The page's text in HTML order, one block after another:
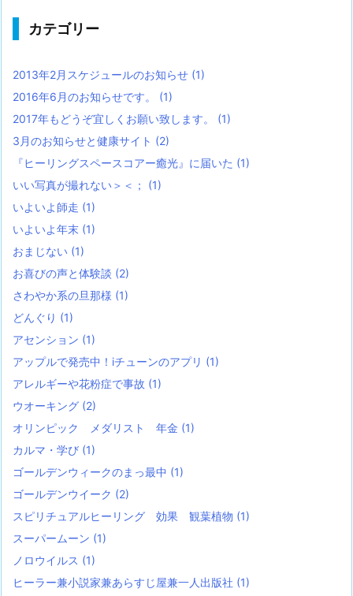
カテゴリー
2013年2月スケジュールのお知らせ (1)
2016年6月のお知らせです。 (1)
2017年もどうぞ宜しくお願い致します。 (1)
3月のお知らせと健康サイト (2)
『ヒーリングスペースコアー癒光』に届いた (1)
いい写真が撮れない＞＜； (1)
いよいよ師走 (1)
いよいよ年末 (1)
おまじない (1)
お喜びの声と体験談 (2)
さわやか系の旦那様 (1)
どんぐり (1)
アセンション (1)
アップルで発売中！iチューンのアプリ (1)
アレルギーや花粉症で事故 (1)
ウオーキング (2)
オリンピック メダリスト 年金 (1)
カルマ・学び (1)
ゴールデンウィークのまっ最中 (1)
ゴールデンウイーク (2)
スピリチュアルヒーリング 効果 観葉植物 (1)
スーパームーン (1)
ノロウイルス (1)
ヒーラー兼小説家兼あらすじ屋兼一人出版社 (1)